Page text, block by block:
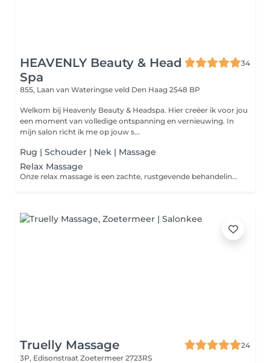
HEAVENLY Beauty & Head
Spa
34
855, Laan van Wateringse veld Den Haag 2548 BP
Welkom bij Heavenly Beauty & Headspa. Hier creëer ik voor jou
een moment van volledige ontspanning en vernieuwing. In
mijn salon richt ik me op jouw s...
Rug | Schouder | Nek | Massage
Relax Massage
Onze relax massage is een zachte, rustgevende behandeling die volledig gericht is op ontspanning. Met vloeiende strijkingen en lichte druk worden rug, nek, hoofd en armen behandeld om spanning los te laten en de doorbloeding te stimuleren. De massage kalmeert het zenuwstelsel, vermindert stress en geeft een diep gevoel van rust en welzijn. Perfect voor wie even volledig wil ontspannen en opladen.
Truelly Massage
24
3P, Edisonstraat Zoetermeer 2723RS